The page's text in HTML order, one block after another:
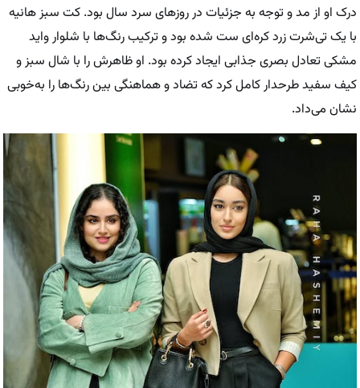
درک او از مد و توجه به جزئیات در روزهای سرد سال بود. کت سبز هانیه
با یک تی‌شرت زرد کره‌ای ست شده بود و ترکیب رنگ‌ها با شلوار واید
مشکی تعادل بصری جذابی ایجاد کرده بود. او ظاهرش را با شال سبز و
کیف سفید طرحدار کامل کرد که تضاد و هماهنگی بین رنگ‌ها را به‌خوبی
نشان می‌داد.